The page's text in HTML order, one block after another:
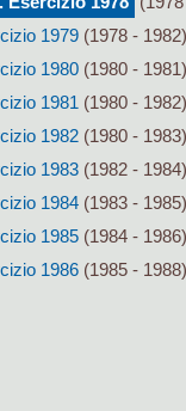
1979(1978 - 1982)
1980(1980 - 1981)
1981 (1980 - 1982)
1982(1980 - 1983)
1983(1982 - 1984)
1984(1983 - 1985)
1985(1984 - 1986)
1986(1985 - 1988)